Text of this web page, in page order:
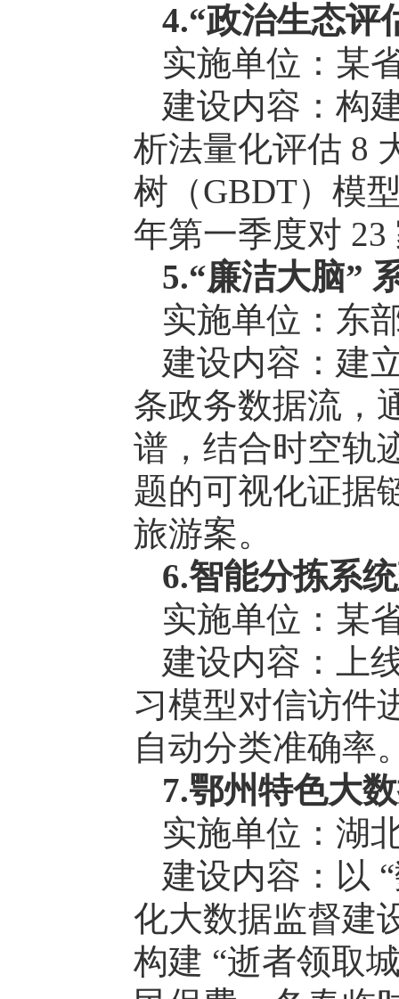
4.“政治生态评
实施单位：某
建设内容：构
析法量化评估 8
树（GBDT）模
年第一季度对
5.“廉洁大脑”
实施单位：东
建设内容：建
条政务数据流，
谱，结合时空轨
题的可视化证据
旅游案。
6.智能分拣系
实施单位：某
建设内容：上
习模型对信访件
自动分类准确率
7.鄂州特色大
实施单位：湖
建设内容：以
化大数据监督建
构建 “逝者领取